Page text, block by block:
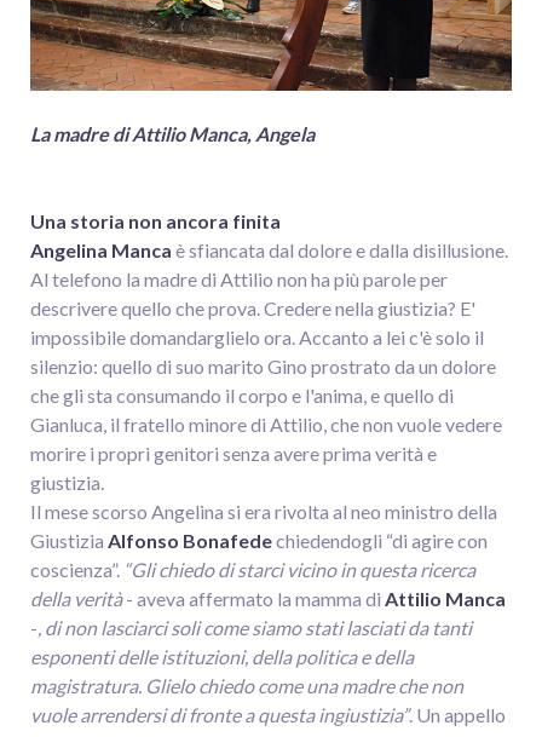
La madre di Attilio Manca, Angela
Una storia non ancora finita
Angelina Manca è sfiancata dal dolore e dalla disillusione.
Al telefono la madre di Attilio non ha più parole per
descrivere quello che prova. Credere nella giustizia? E'
impossibile domandarglielo ora. Accanto a lei c'è solo il
silenzio: quello di suo marito Gino prostrato da un dolore
che gli sta consumando il corpo e l'anima, e quello di
Gianluca, il fratello minore di Attilio, che non vuole vedere
morire i propri genitori senza avere prima verità e
giustizia.
Il mese scorso Angelina si era rivolta al neo ministro della
Giustizia Alfonso Bonafedechiedendogli “di agire con
coscienza”. “Gli chiedo di starci vicino in questa ricerca
della verità- aveva affermato la mamma di Attilio Manca
-, di non lasciarci soli come siamo stati lasciati da tanti
esponenti delle istituzioni, della politica e della
magistratura. Glielo chiedo come una madre che non
vuole arrendersi di fronte a questa ingiustizia”. Un appello